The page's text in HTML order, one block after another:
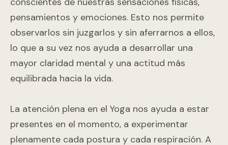
pensamientos y emociones. Esto nos permite
observarlos sin juzgarlos y sin aferrarnos a ellos,
lo que a su vez nos ayuda a desarrollar una
mayor claridad mental y una actitud más
equilibrada hacia la vida.
La atención plena en el Yoga nos ayuda a estar
presentes en el momento, a experimentar
plenamente cada postura y cada respiración. A